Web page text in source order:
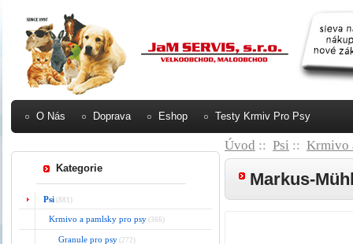
O Nás Doprava Eshop Testy Krmiv Pro Psy
Kategorie
Psi (881)
Krmivo a pamlsky pro psy (366)
Granule pro psy (272)
Úvod :: Psi :: Krmivo
Markus-